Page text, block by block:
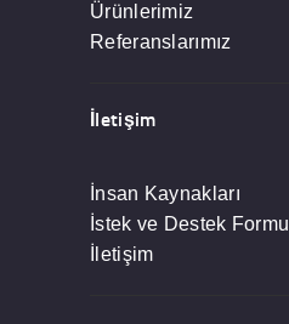
Ürünlerimiz
Referanslarımız
İletişim
İnsan Kaynakları
İstek ve Destek Formu
İletişim